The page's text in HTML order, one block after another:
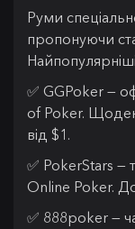
Руми
пропонуючи
✅ GGPoker —
of Poker.
від $1.
✅ PokerStars —
Online Poker.
✅ 888poker —